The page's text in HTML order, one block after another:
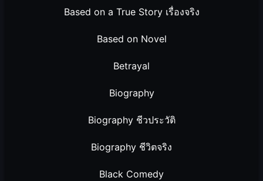
Based on a True Story เรื่องจริง
Based on Novel
Betrayal
Biography
Biography ชีวประวัติ
Biography ชีวิตจริง
Black Comedy